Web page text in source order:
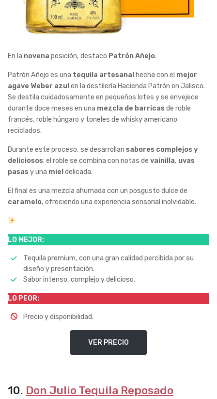
En la novena posición, destaco Patrón Añejo.
Patrón Añejo es una tequila artesanal hecha con el mejor
agave Weber azul en la destilería Hacienda Patrón en Jalisco.
Se destila cuidadosamente en pequeños lotes y se envejece
durante doce meses en una mezcla de barricas de roble
francés, roble húngaro y toneles de whisky americano
reciclados.
Durante este proceso, se desarrollan sabores complejos y
deliciosos: el roble se combina con notas de vainilla, uvas
pasas y una miel delicada.
El final es una mezcla ahumada con un posgusto dulce de
caramelo, ofreciendo una experiencia sensorial inolvidable.
LO MEJOR:
Tequila premium, con una gran calidad percibida por su
diseño y presentación.
Sabor intenso, complejo y delicioso.
LO PEOR:
Precio y disponibilidad.
VER PRECIO
10. Don Julio Tequila Reposado